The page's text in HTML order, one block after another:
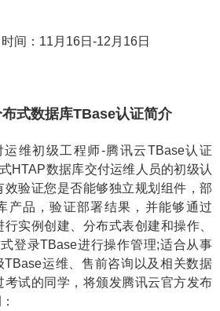
验
间：11月16日-12月16日
式数据库TBase认证简介
运维初级工程师-腾讯云TBase认证
HTAP数据库交付运维人员的初级认
验证您是否能够独立规划组件，部
产品，验证部署结果，并能够通过
实例创建、分布式表创建和操作、
登录TBase进行操作管理;适合从事
运维、售前咨询以及相关数据
考试的同学，将颁发腾讯云官方发布